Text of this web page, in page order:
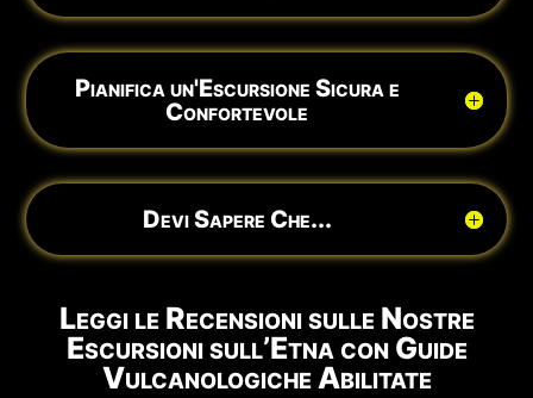
Pianifica un'Escursione Sicura e
Confortevole
Devi Sapere Che...
Leggi le Recensioni sulle Nostre
Escursioni sull’Etna con Guide
Vulcanologiche Abilitate